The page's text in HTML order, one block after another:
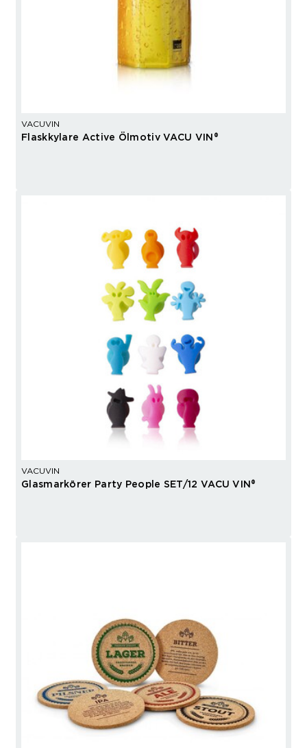
VACUVIN
Flaskkylare Active Ölmotiv VACU VIN®
VACUVIN
Glasmarkörer Party People SET/12 VACU VIN®